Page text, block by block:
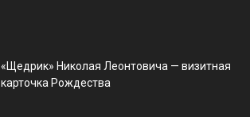
«Щедрик» Николая Леонтовича — визитная
карточка Рождества